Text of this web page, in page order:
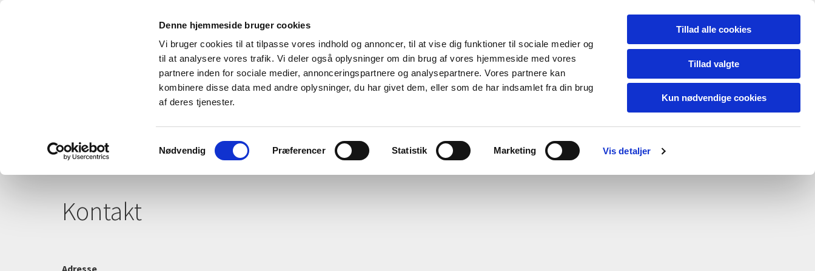
Denne hjemmeside bruger cookies
Vi bruger cookies til at tilpasse vores indhold og annoncer, til at vise dig funktioner til sociale medier og
til at analysere vores trafik. Vi deler også oplysninger om din brug af vores hjemmeside med vores
partnere inden for sociale medier, annonceringspartnere og analysepartnere. Vores partnere kan
kombinere disse data med andre oplysninger, du har givet dem, eller som de har indsamlet fra din brug
af deres tjenester.
Nødvendig Præferencer Statistik Marketing Vis detaljer
Tillad alle cookies
Tillad valgte
Kun nødvendige cookies
Psykologisk rådgivning og terapi - Dragør og København
Kontakt
Adresse